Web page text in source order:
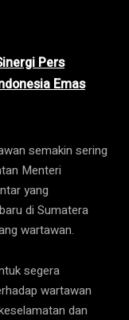
Pers
Emas
semakin sering
Menteri
yang
di Sumatera
wartawan.
segera
wartawan
dan